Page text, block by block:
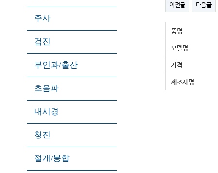
주사
검진
부인과/출산
초음파
내시경
청진
절개/봉합
이전글 다음글
품명
모델명
가격
제조사명